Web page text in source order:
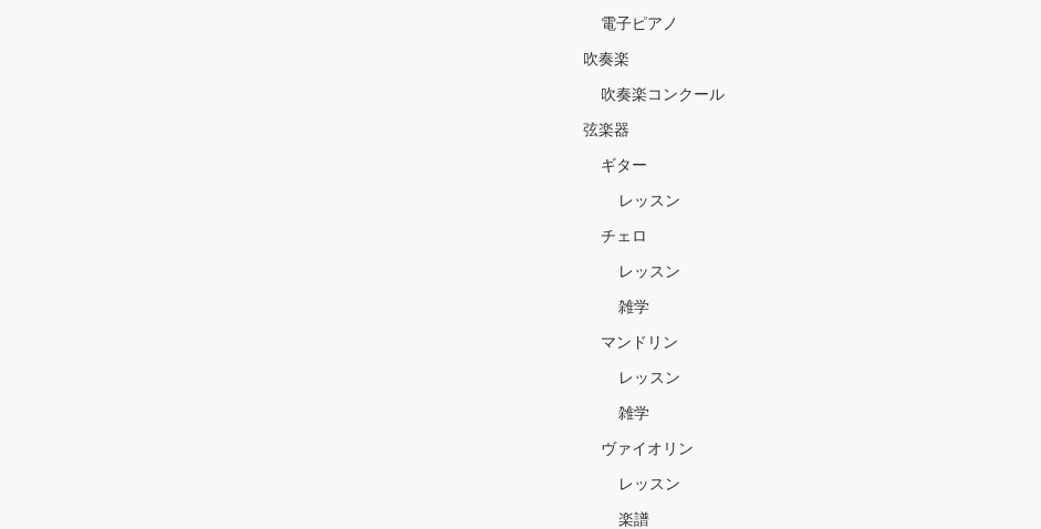
電子ピアノ
吹奏楽
吹奏楽コンクール
弦楽器
ギター
レッスン
チェロ
レッスン
雑学
マンドリン
レッスン
雑学
ヴァイオリン
レッスン
楽譜